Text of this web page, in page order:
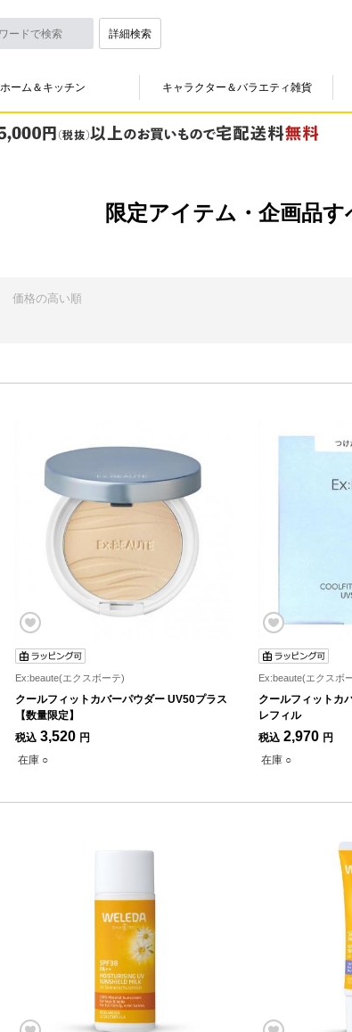
詳細検索
ホーム＆キッチン キャラクター＆バラエティ雑貨
限定アイテム・企画品す
価格の高い順
Ex:beaute(エクスボーテ)
クールフィットカバーパウダー UV50プラス
【数量限定】
税込 3,520 円
在庫 ○
Ex:beaute(エクスボ
クールフィットカ
レフィル
税込 2,970 円
在庫 ○